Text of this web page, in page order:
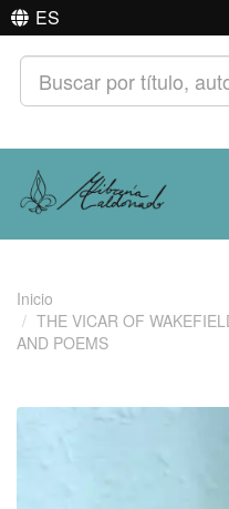
ES
Inicio
THE VICAR OF
AND POEMS